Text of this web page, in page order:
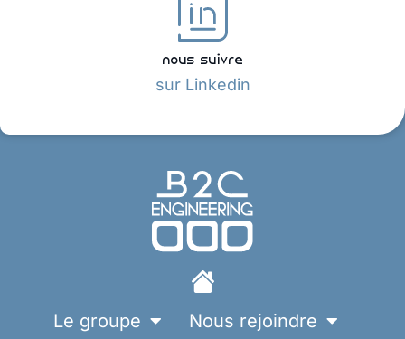
nous suivre
sur Linkedin
Le groupe
Nous rejoindre